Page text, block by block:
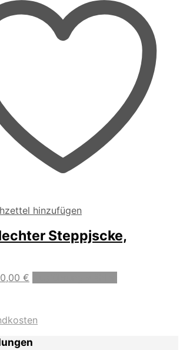
der
Produktseite
gewählt
hinzufügen
Steppjscke,
€